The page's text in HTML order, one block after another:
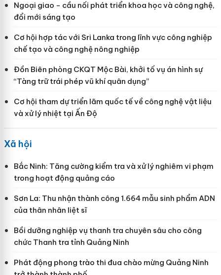
Ngoại giao - cầu nối phát triển khoa học và công nghệ,
đổi mới sáng tạo
Cơ hội hợp tác với Sri Lanka trong lĩnh vực công nghiệp
chế tạo và công nghệ nông nghiệp
Đồn Biên phòng CKQT Mộc Bài, khởi tố vụ án hình sự
“Tàng trữ trái phép vũ khí quân dụng”
Cơ hội tham dự triển lãm quốc tế về công nghệ vật liệu
và xử lý nhiệt tại Ấn Độ
Xã hội
Bắc Ninh: Tăng cường kiểm tra và xử lý nghiêm vi phạm
trong hoạt động quảng cáo
Sơn La: Thu nhận thành công 1.664 mẫu sinh phẩm ADN
của thân nhân liệt sĩ
Bồi dưỡng nghiệp vụ thanh tra chuyên sâu cho công
chức Thanh tra tỉnh Quảng Ninh
Phát động phong trào thi đua chào mừng Quảng Ninh